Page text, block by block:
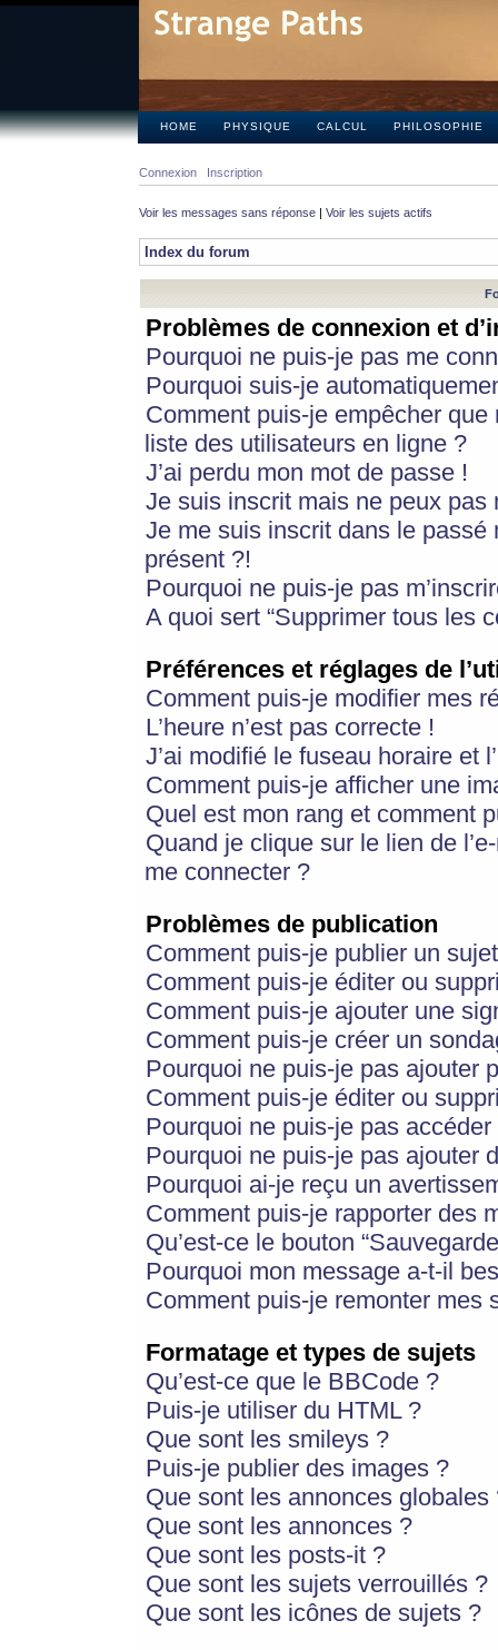
HOME PHYSIQUE CALCUL PHILOSOPHIE
Connexion Inscription
Voir les messages sans réponse | Voir les sujets actifs
Index du forum
Problèmes de connexion et
Pourquoi ne puis-je pas me
Pourquoi suis-je
Comment puis-je empêcher
liste des utilisateurs en ligne ?
J’ai perdu mon mot de passe !
Je suis inscrit mais ne peux pas
Je me suis inscrit dans le
présent ?!
Pourquoi ne puis-je pas
A quoi sert “Supprimer tous les
Préférences et réglages de
Comment puis-je modifier mes
L’heure n’est pas correcte !
J’ai modifié le fuseau horaire et
Comment puis-je afficher une
Quel est mon rang et comment
Quand je clique sur le lien de
me connecter ?
Problèmes de publication
Comment puis-je publier un
Comment puis-je éditer ou
Comment puis-je ajouter une
Comment puis-je créer un
Pourquoi ne puis-je pas ajouter
Comment puis-je éditer ou
Pourquoi ne puis-je pas
Pourquoi ne puis-je pas ajouter
Pourquoi ai-je reçu un
Comment puis-je rapporter des
Qu’est-ce le bouton
Pourquoi mon message a-t-il
Comment puis-je remonter mes
Formatage et types de sujets
Qu’est-ce que le BBCode ?
Puis-je utiliser du HTML ?
Que sont les smileys ?
Puis-je publier des images ?
Que sont les annonces globales
Que sont les annonces ?
Que sont les posts-it ?
Que sont les sujets verrouillés ?
Que sont les icônes de sujets ?